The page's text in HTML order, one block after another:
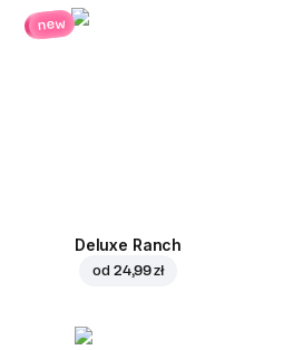
new
Deluxe Ranch
od 24,99 zł